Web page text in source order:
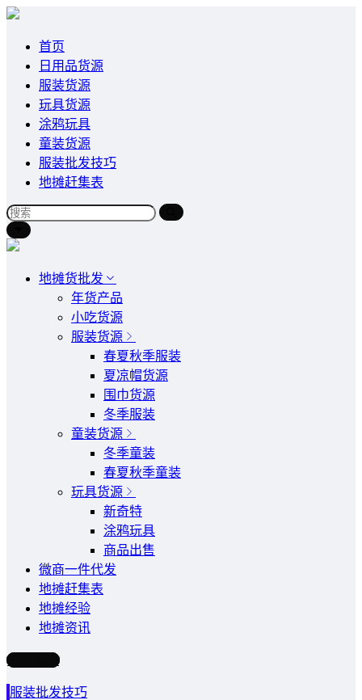
首页
日用品货源
服装货源
玩具货源
涂鸦玩具
童装货源
服装批发技巧
地摊赶集表
地摊货批发
年货产品
小吃货源
服装货源
春夏秋季服装
夏凉帽货源
围巾货源
冬季服装
童装货源
冬季童装
春夏秋季童装
玩具货源
新奇特
涂鸦玩具
商品出售
微商一件代发
地摊赶集表
地摊经验
地摊资讯
写文章
服装批发技巧